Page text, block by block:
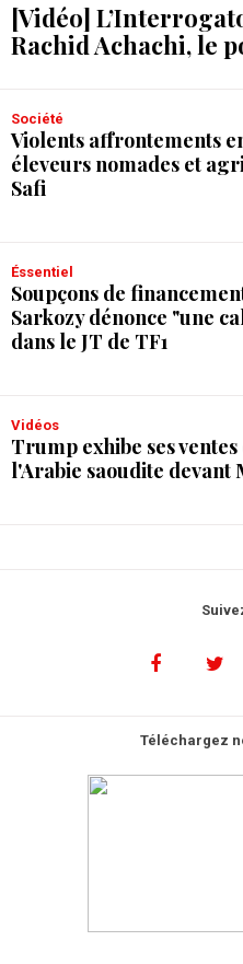
[Vidéo]
Rachid Achachi, le
Société
Violents affrontements
éleveurs nomades et
Safi
Éssentiel
Soupçons de
Sarkozy dénonce "une
dans le JT de TF1
Vidéos
Trump exhibe ses
l'Arabie saoudite devant
Téléchargez